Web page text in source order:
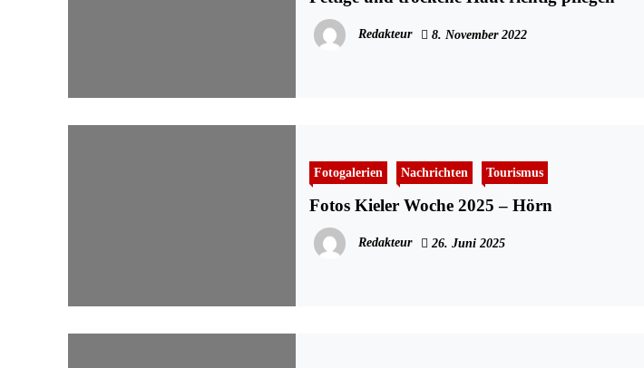
Redakteur 8. November 2022
Fotogalerien Nachrichten Tourismus
Fotos Kieler Woche 2025 – Hörn
Redakteur 26. Juni 2025